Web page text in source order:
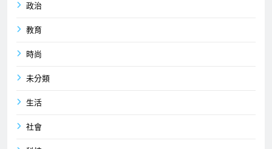
政治
教育
時尚
未分類
生活
社會